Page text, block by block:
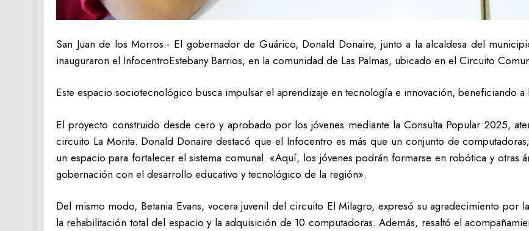
San Juan de los Morros.- El gobernador de Guárico, Donald Donaire, junto a la alcaldesa del
inauguraron el InfocentroEstebany Barrios, en la comunidad de Las Palmas, ubicado en el Circuito
Este espacio sociotecnológico busca impulsar el aprendizaje en tecnología e innovación, beneficiando
El proyecto construido desde cero y aprobado por los jóvenes mediante la Consulta Popular 2025,
circuito La Morita. Donald Donaire destacó que el Infocentro es más que un conjunto de
un espacio para fortalecer el sistema comunal. «Aquí, los jóvenes podrán formarse en robótica y otras
gobernación con el desarrollo educativo y tecnológico de la región».
Del mismo modo, Betania Evans, vocera juvenil del circuito El Milagro, expresó su agradecimiento por
la rehabilitación total del espacio y la adquisición de 10 computadoras. Además, resaltó el